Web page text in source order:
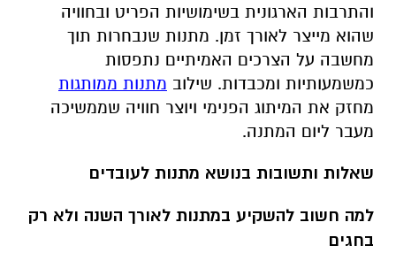
והתרבות הארגונית בשימושיות הפריט ובחוויה
שהוא מייצר לאורך זמן. מתנות שנבחרות תוך
מחשבה על הצרכים האמיתיים נתפסות
כמשמעותיות ומכבדות. שילוב מתנות ממותגות
מחזק את המיתוג הפנימי ויוצר חוויה שממשיכה
מעבר ליום המתנה.
שאלות ותשובות בנושא מתנות לעובדים
למה חשוב להשקיע במתנות לאורך השנה ולא רק
בחגים